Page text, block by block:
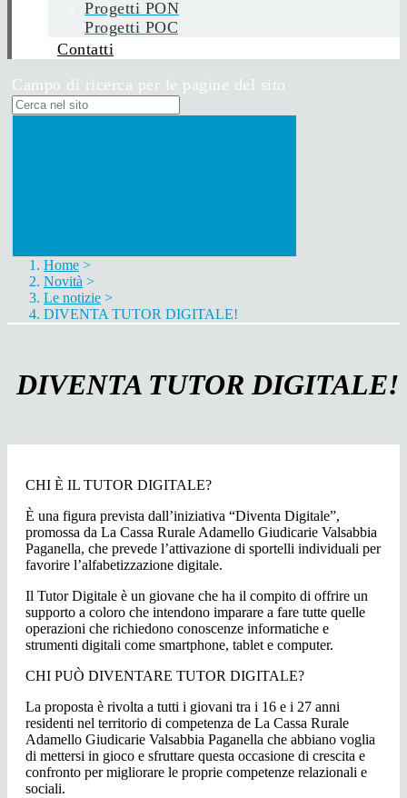
Progetti PON
Progetti POC
Contatti
Campo di ricerca per le pagine del sito
Home >
Novità >
Le notizie >
DIVENTA TUTOR DIGITALE!
DIVENTA TUTOR DIGITALE!
CHI È IL TUTOR DIGITALE?
È una figura prevista dall’iniziativa “Diventa Digitale”,
promossa da La Cassa Rurale Adamello Giudicarie Valsabbia
Paganella, che prevede l’attivazione di sportelli individuali per
favorire l’alfabetizzazione digitale.
Il Tutor Digitale è un giovane che ha il compito di offrire un
supporto a coloro che intendono imparare a fare tutte quelle
operazioni che richiedono conoscenze informatiche e
strumenti digitali come smartphone, tablet e computer.
CHI PUÒ DIVENTARE TUTOR DIGITALE?
La proposta è rivolta a tutti i giovani tra i 16 e i 27 anni
residenti nel territorio di competenza de La Cassa Rurale
Adamello Giudicarie Valsabbia Paganella che abbiano voglia
di mettersi in gioco e sfruttare questa occasione di crescita e
confronto per migliorare le proprie competenze relazionali e
sociali.